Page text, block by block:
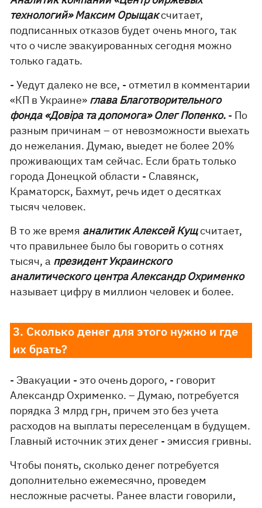
технологий» Максим Орыщаксчитает,
подписанных отказов будет очень много, так
что о числе эвакуированных сегодня можно
только гадать.
- Уедут далеко не все, - отметил в комментарии
«КП в Украине» глава Благотворительного
фонда «Довіра та допомога» Олег Попенко. - По
разным причинам – от невозможности выехать
до нежелания. Думаю, выедет не более 20%
проживающих там сейчас. Если брать только
города Донецкой области - Славянск,
Краматорск, Бахмут, речь идет о десятках
тысяч человек.
В то же время аналитик Алексей Кущсчитает,
что правильнее было бы говорить о сотнях
тысяч, а президент Украинского
аналитического центра Александр Охрименко
называет цифру в миллион человек и более.
3. Сколько денег для этого нужно и где
их брать?​
- Эвакуации - это очень дорого, - говорит
Александр Охрименко. – Думаю, потребуется
порядка 3 млрд грн, причем это без учета
расходов на выплаты переселенцам в будущем.
Главный источник этих денег - эмиссия гривны.
Чтобы понять, сколько денег потребуется
дополнительно ежемесячно, проведем
несложные расчеты. Ранее власти говорили,